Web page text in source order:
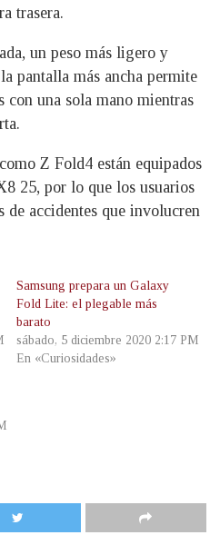
trasera.
un peso más ligero y
pantalla más ancha permite
con una sola mano mientras
Z Fold4 están equipados
25, por lo que los usuarios
de accidentes que involucren
Samsung prepara un Galaxy
Fold Lite: el plegable más
barato
sábado, 5 diciembre 2020 2:17 PM
En «Curiosidades»